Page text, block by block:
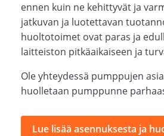
ennen kuin ne kehittyvät ja
jatkuvan ja luotettavan
huoltotoimet ovat paras ja
laitteiston pitkäaikaiseen ja
Ole yhteydessä pumppujen
huolletaan pumppunne
Lue lisää asennuksesta ja